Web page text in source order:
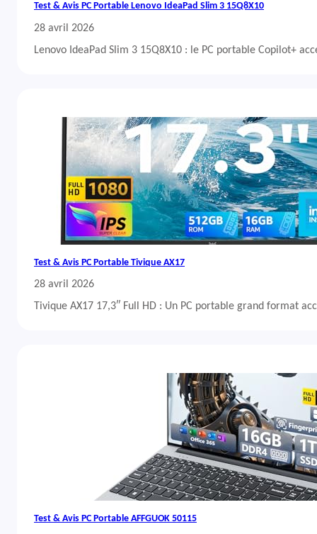
Test & Avis PC Portable Lenovo IdeaPad Slim 3 15Q8X10
28 avril 2026
Lenovo IdeaPad Slim 3 15Q8X10 : le PC portable Copilot+
Test & Avis PC Portable Tivique AX17
28 avril 2026
Tivique AX17 17,3″ Full HD : Un PC portable grand format
Test & Avis PC Portable AFFGUOK 50115